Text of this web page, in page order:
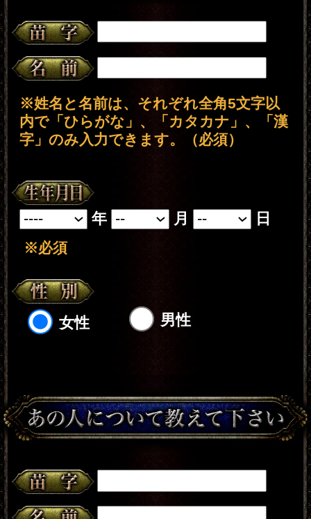
こちらのメニューは会員割引対象メニ
ューです。
会員の方は会員価格1,320円(税込) /1回
1,650円(税込)/1回
※ご購入時に会員IDでログイン済みの
場合に、会員価格が適用されます。
占う前に内容のご確認をお願いしま
す。
ンツの利用料金が発生します。
■一部無料で結果を見る場合■
「一部無料で鑑定する」をクリックす
ると、鑑定結果の一部を無料でご覧に
と、最初から鑑定結果のすべてをご覧
になれます。
テレシスネットワーク株式会社は、